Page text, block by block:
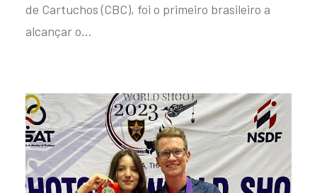
de Cartuchos (CBC), foi o primeiro brasileiro a
alcançar o…